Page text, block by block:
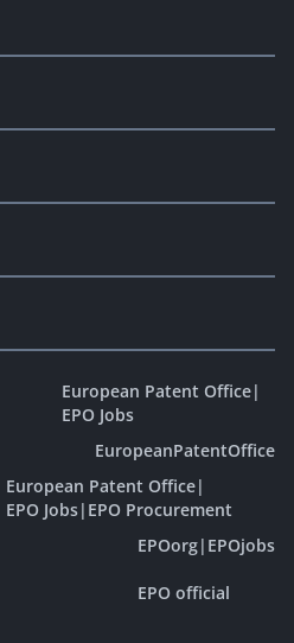
European Patent Office|
EPO Jobs
EuropeanPatentOffice
European Patent Office|
EPO Jobs| EPO Procurement
EPOorg| EPOjobs
EPO official